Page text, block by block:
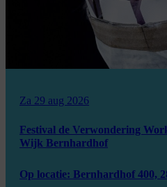
Za 29 aug 2026
Festival de Verwondering
Wijk Bernhardhof
Op locatie: Bernhardhof 400,